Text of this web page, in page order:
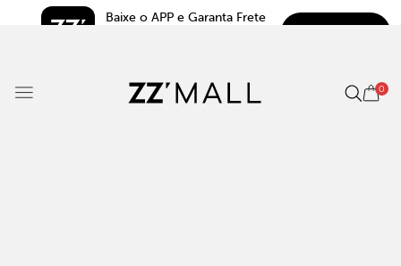
Baixe o APP e Garanta Frete
0